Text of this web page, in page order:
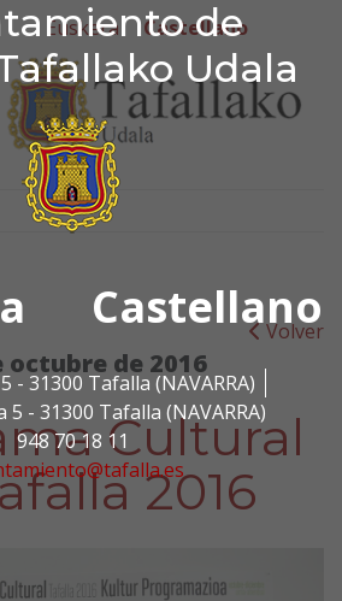
de
Udala
Castellano
- 31300 Tafalla (NAVARRA)
5 - 31300 Tafalla (NAVARRA)
948 70 18 11
de
Euskera Castellano
Volver
octubre de 2016
Cultural
2016